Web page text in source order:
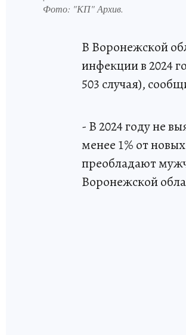
Фото: "КП" Архив.
В Воронежской
инфекции в 2024
503 случая),
- В 2024 году не
менее 1% от
преобладают
Воронежской